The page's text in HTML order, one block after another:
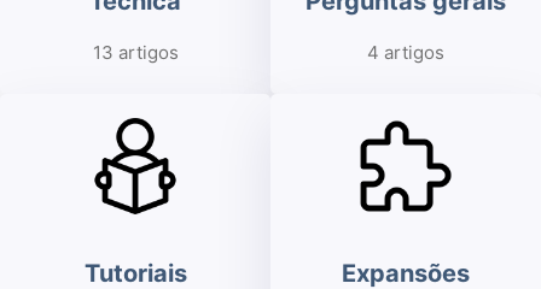
13 artigos 4 artigos
Tutoriais Expansões